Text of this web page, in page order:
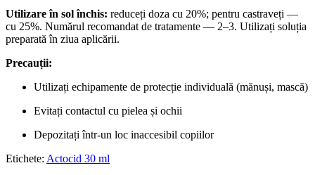
Utilizare în sol închis: reduceți doza cu 20%; pentru castraveți —
cu 25%. Numărul recomandat de tratamente — 2–3. Utilizați soluția
preparată în ziua aplicării.
Precauții:
Utilizați echipamente de protecție individuală (mănuși, mască)
Evitați contactul cu pielea și ochii
Depozitați într-un loc inaccesibil copiilor
Etichete: Actocid 30 ml